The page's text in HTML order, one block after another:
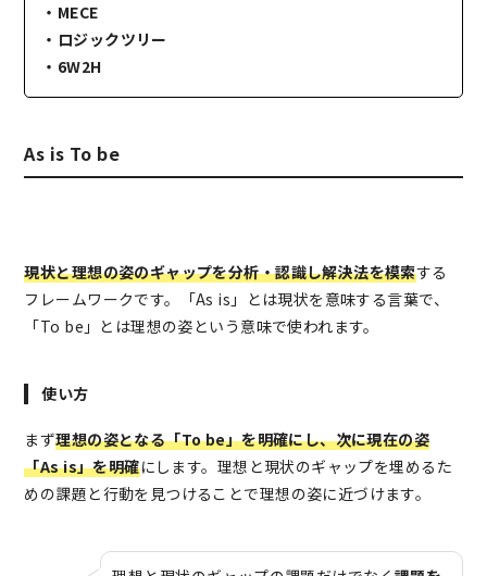
・MECE
・ロジックツリー
・6W2H
As is To be
現状と理想の姿のギャップを分析・認識し解決法を模索する
フレームワークです。「As is」とは現状を意味する言葉で、
「To be」とは理想の姿という意味で使われます。
使い方
まず理想の姿となる「To be」を明確にし、次に現在の姿
「As is」を明確にします。理想と現状のギャップを埋めるた
めの課題と行動を見つけることで理想の姿に近づけます。